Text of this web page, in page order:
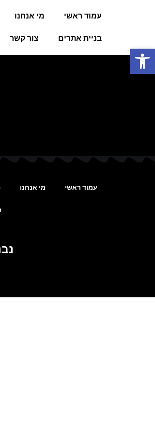
פתח סרגל נגישות
עמוד ראשי מי אנחנו
בניית אתרים צור קשר
עמוד ראשי מי אנחנו